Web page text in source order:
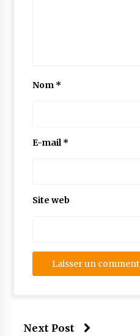
Nom *
E-mail*
Site web
Next Post